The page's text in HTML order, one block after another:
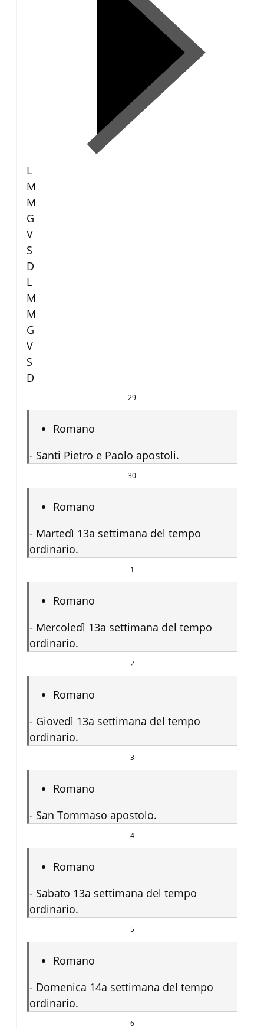
L
M
M
G
V
S
D
L
M
M
G
V
S
D
29
Romano
- Santi Pietro e Paolo apostoli.
30
Romano
- Martedì 13a settimana del tempo
ordinario.
1
Romano
- Mercoledì 13a settimana del tempo
ordinario.
2
Romano
- Giovedì 13a settimana del tempo
ordinario.
3
Romano
- San Tommaso apostolo.
4
Romano
- Sabato 13a settimana del tempo
ordinario.
5
Romano
- Domenica 14a settimana del tempo
ordinario.
6